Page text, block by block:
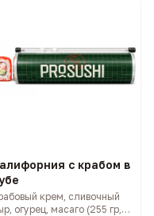
с крабом в
крем, сливочный
огурец, масаго (255 гр,